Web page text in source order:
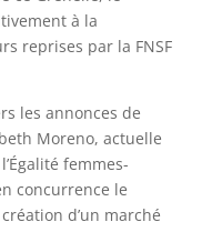
à la
reprises par la FNSF
les annonces de
Moreno, actuelle
femmes-
concurrence le
d’un marché